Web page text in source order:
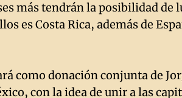
más tendrán la posibilidad de
es Costa Rica, además de
como donación conjunta de
con la idea de unir a las